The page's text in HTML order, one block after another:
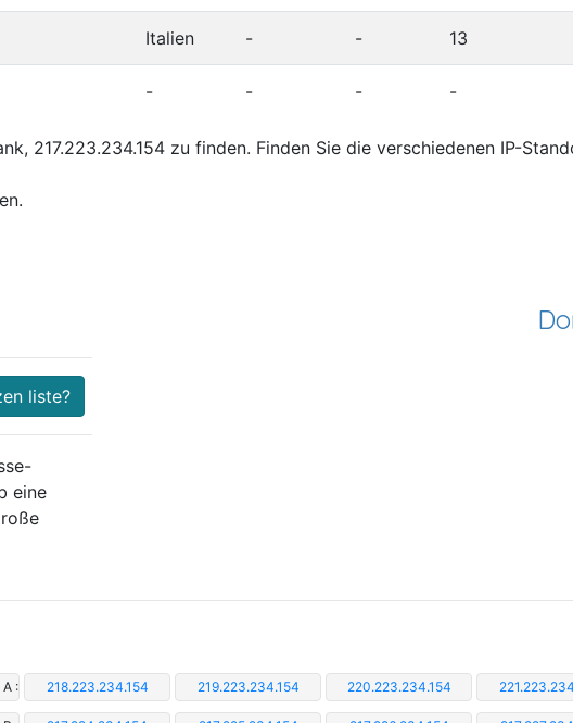
Italien - - 13
- - - -
217.223.234.154 zu finden. Finden Sie die verschiedenen IP-
liste?
eine
: 218.223.234.154 219.223.234.154 220.223.234.154